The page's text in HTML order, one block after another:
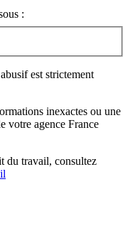
:
est strictement
inexactes ou une
votre agence France
du travail, consultez